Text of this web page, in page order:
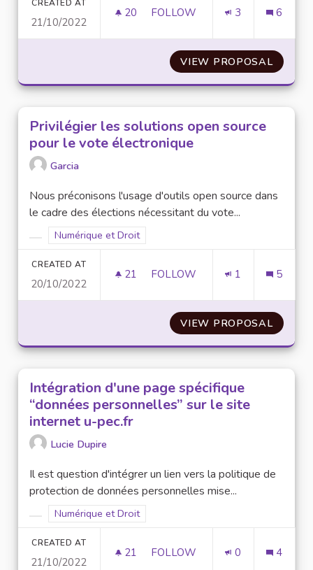
CREATED AT
21/10/2022
20 20 FOLLOWERS
FOLLOW 3 6
VIEW PROPOSAL
Privilégier les solutions open source
pour le vote électronique
Garcia
Nous préconisons l'usage d'outils open source dans
le cadre des élections nécessitant du vote...
Filter results for category:
Filter results for scope: Numérique et Droit
Numérique et Droit
CREATED AT
20/10/2022
21 21 FOLLOWERS
FOLLOW 1 5
VIEW PROPOSAL
Intégration d'une page spécifique
“données personnelles” sur le site
internet u-pec.fr
Lucie Dupire
Il est question d'intégrer un lien vers la politique de
protection de données personnelles mise...
Filter results for category:
Filter results for scope: Numérique et Droit
Numérique et Droit
CREATED AT
21/10/2022
21 21 FOLLOWERS
FOLLOW 0 4